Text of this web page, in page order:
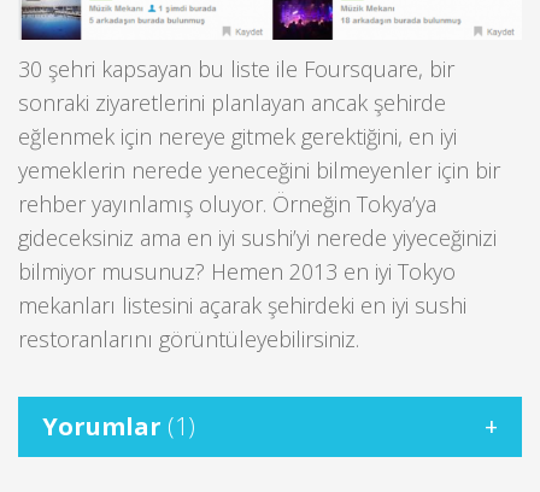
30 şehri kapsayan bu liste ile Foursquare, bir
sonraki ziyaretlerini planlayan ancak şehirde
eğlenmek için nereye gitmek gerektiğini, en iyi
yemeklerin nerede yeneceğini bilmeyenler için bir
rehber yayınlamış oluyor. Örneğin Tokya’ya
gideceksiniz ama en iyi sushi’yi nerede yiyeceğinizi
bilmiyor musunuz? Hemen 2013 en iyi Tokyo
mekanları listesini açarak şehirdeki en iyi sushi
restoranlarını görüntüleyebilirsiniz.
Yorumlar (1)